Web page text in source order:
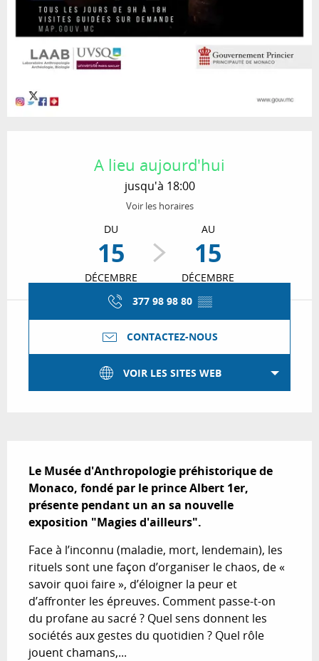
A lieu aujourd'hui
jusqu'à 18:00
Voir les horaires
DU
15
DÉCEMBRE
AU
15
DÉCEMBRE
377 98 98 80 ▒▒
CONTACTEZ-NOUS
VOIR LES SITES WEB
Le Musée d'Anthropologie préhistorique de
Monaco, fondé par le prince Albert 1er,
présente pendant un an sa nouvelle
exposition "Magies d'ailleurs".
Face à l’inconnu (maladie, mort, lendemain), les
rituels sont une façon d’organiser le chaos, de «
savoir quoi faire », d’éloigner la peur et
d’affronter les épreuves. Comment passe-t-on
du profane au sacré ? Quel sens donnent les
sociétés aux gestes du quotidien ? Quel rôle
jouent chamans,...